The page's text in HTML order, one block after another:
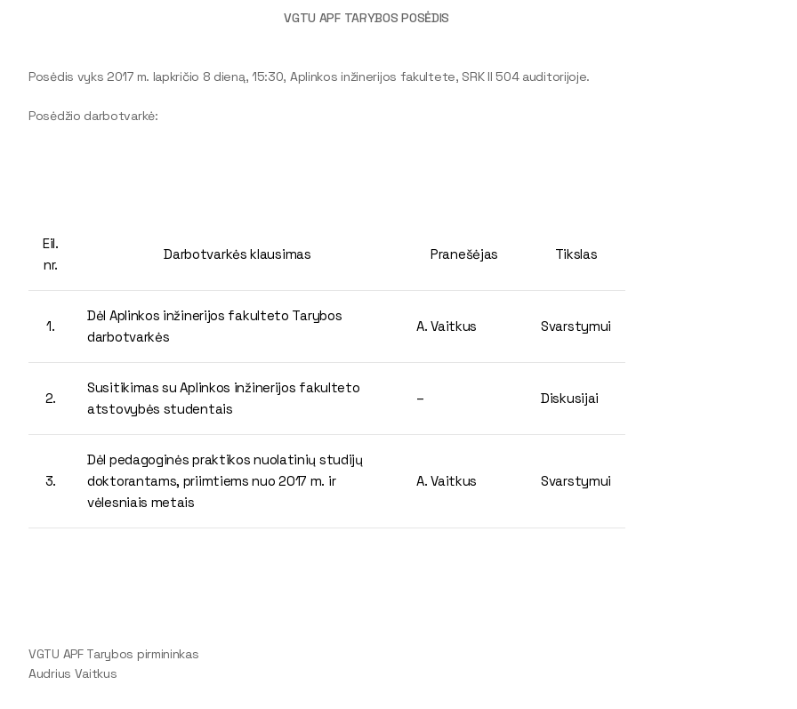
VGTU APF TARYBOS POSĖDIS
Posėdis vyks 2017 m. lapkričio 8 dieną, 15:30, Aplinkos inžinerijos fakultete, SRK II 504 auditorijoje.
Posėdžio darbotvarkė:
Eil.
nr.
Darbotvarkės klausimas Pranešėjas Tikslas
1.
Dėl Aplinkos inžinerijos fakulteto Tarybos
darbotvarkės
A. Vaitkus Svarstymui
2.
Susitikimas su Aplinkos inžinerijos fakulteto
atstovybės studentais
– Diskusijai
3.
Dėl pedagoginės praktikos nuolatinių studijų
doktorantams, priimtiems nuo 2017 m. ir
vėlesniais metais
A. Vaitkus Svarstymui
VGTU APF Tarybos pirmininkas
Audrius Vaitkus